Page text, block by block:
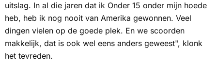
uitslag. In al die jaren dat ik Onder 15 onder mijn hoede
heb, heb ik nog nooit van Amerika gewonnen. Veel
dingen vielen op de goede plek. En we scoorden
makkelijk, dat is ook wel eens anders geweest", klonk
het tevreden.